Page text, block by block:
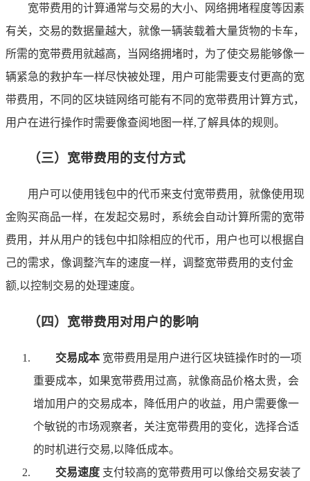
宽带费用的计算通常与交易的大小、网络拥堵程度等因素
有关，交易的数据量越大，就像一辆装载着大量货物的卡车，
所需的宽带费用就越高，当网络拥堵时，为了使交易能够像一
辆紧急的救护车一样尽快被处理，用户可能需要支付更高的宽
带费用，不同的区块链网络可能有不同的宽带费用计算方式，
用户在进行操作时需要像查阅地图一样,了解具体的规则。
（三）宽带费用的支付方式
用户可以使用钱包中的代币来支付宽带费用，就像使用现
金购买商品一样，在发起交易时，系统会自动计算所需的宽带
费用，并从用户的钱包中扣除相应的代币，用户也可以根据自
己的需求，像调整汽车的速度一样，调整宽带费用的支付金
额,以控制交易的处理速度。
（四）宽带费用对用户的影响
交易成本 宽带费用是用户进行区块链操作时的一项
重要成本，如果宽带费用过高，就像商品价格太贵，会
增加用户的交易成本，降低用户的收益，用户需要像一
个敏锐的市场观察者，关注宽带费用的变化，选择合适
的时机进行交易,以降低成本。
交易速度 支付较高的宽带费用可以像给交易安装了